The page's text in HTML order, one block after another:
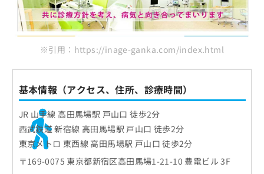
※引用：https://inage-ganka.com/index.html
基本情報（アクセス、住所、診療時間）
JR 山手線 高田馬場駅 戸山口 徒歩2分
西武鉄道 新宿線 高田馬場駅 戸山口 徒歩2分
東京メトロ 東西線 高田馬場駅 戸山口 徒歩2分
〒169-0075 東京都新宿区高田馬場1-21-10 豊電ビル 3F